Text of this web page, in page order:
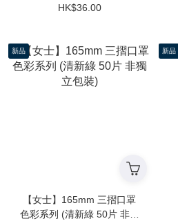
色 30片 獨立包裝)
HK$36.00
新品
【女士】165mm 三摺口罩
色彩系列 (清新綠 50片 非獨
新品